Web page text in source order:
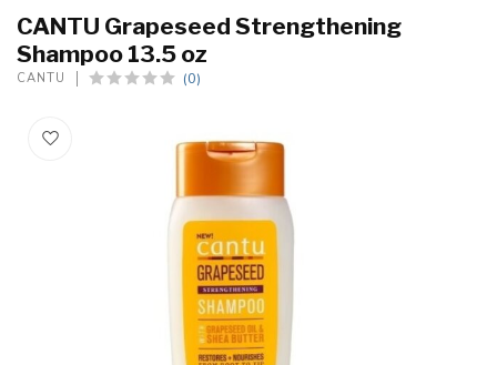
CANTU Grapeseed Strengthening
Shampoo 13.5 oz
CANTU (0)